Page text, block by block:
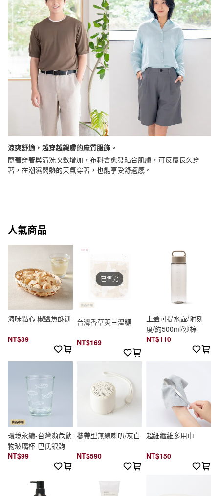
涼爽舒適，越穿越親膚的麻質服飾。
隨著穿著與清洗次數增加，布料會愈發貼合肌膚，可反覆長久穿
著，在潮濕悶熱的天氣穿著，也能享受舒適感。
人氣商品
海味點心 椒鹽魚酥餅
NT$39
台灣香草莢三溫糖
NT$169
已售完
上蓋可提水壺/附刻
度/約500ml/沙棕
NT$110
環境永續-台灣瀕危動
物玻璃杯-巴氏銀鮈
NT$99
攜帶型無線喇叭/灰白
NT$590
超細纖維多用巾
NT$150